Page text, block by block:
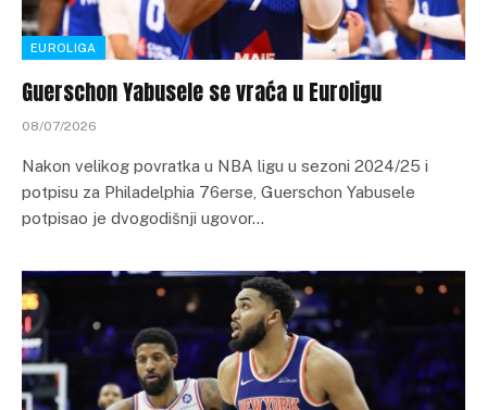
EUROLIGA
Guerschon Yabusele se vraća u Euroligu
08/07/2026
Nakon velikog povratka u NBA ligu u sezoni 2024/25 i
potpisu za Philadelphia 76erse, Guerschon Yabusele
potpisao je dvogodišnji ugovor…